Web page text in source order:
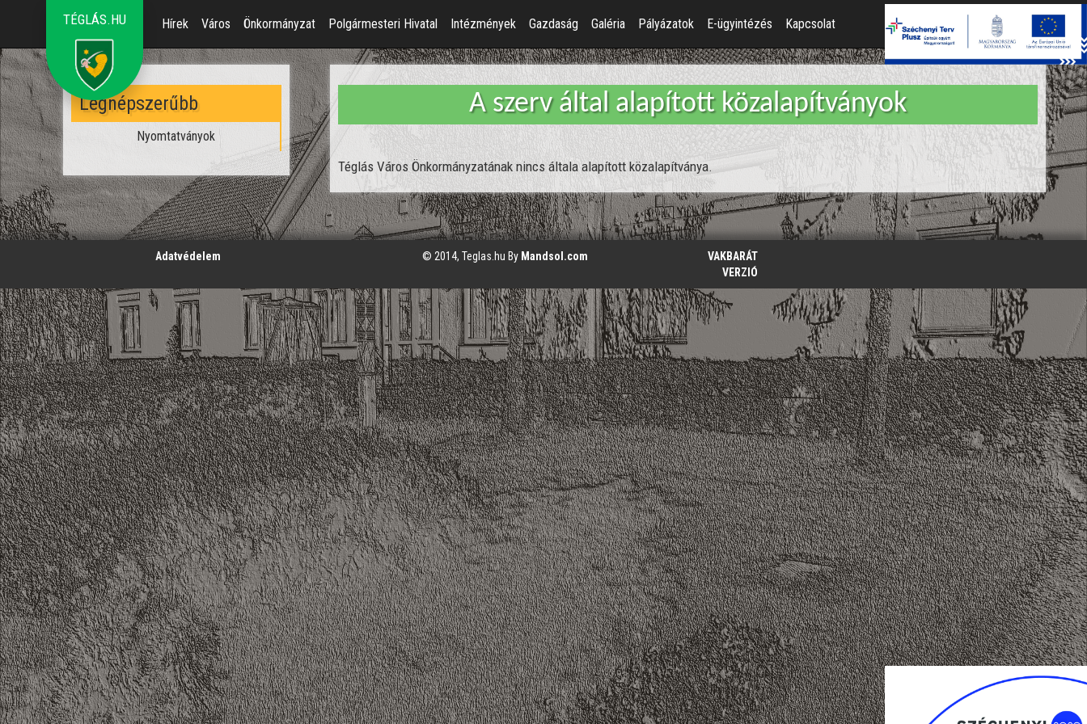
TÉGLÁS.HU Hírek Város Önkormányzat Polgármesteri Hivatal Intézmények Gazdaság Galéria Pályázatok E-ügyintézés Kapcsolat
Legnépszerűbb
Nyomtatványok
A szerv által alapított közalapítványok
Téglás Város Önkormányzatának nincs általa alapított közalapítványa.
';
Adatvédelem © 2014, Teglas.hu By Mandsol.com
VAKBARÁT
VERZIÓ